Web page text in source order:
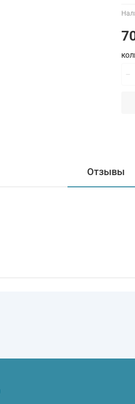
Отзывы